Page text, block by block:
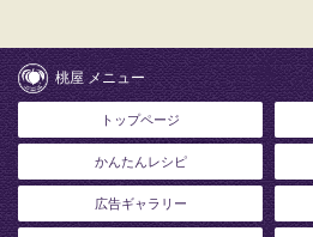
桃屋 メニュー
トップページ
かんたんレシピ
広告ギャラリー